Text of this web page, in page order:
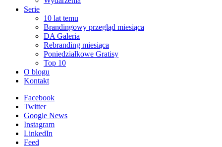
Serie
10 lat temu
Brandingowy przegląd miesiąca
DA Galeria
Rebranding miesiąca
Poniedziałkowe Gratisy
Top 10
O blogu
Kontakt
Facebook
Twitter
Google News
Instagram
LinkedIn
Feed